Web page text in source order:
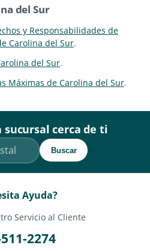
del Sur
y Responsabilidades de
Carolina del Sur.
del Sur.
Máximas de Carolina del Sur.
sucursal cerca de ti
Buscar
Ayuda?
Servicio al Cliente
2274